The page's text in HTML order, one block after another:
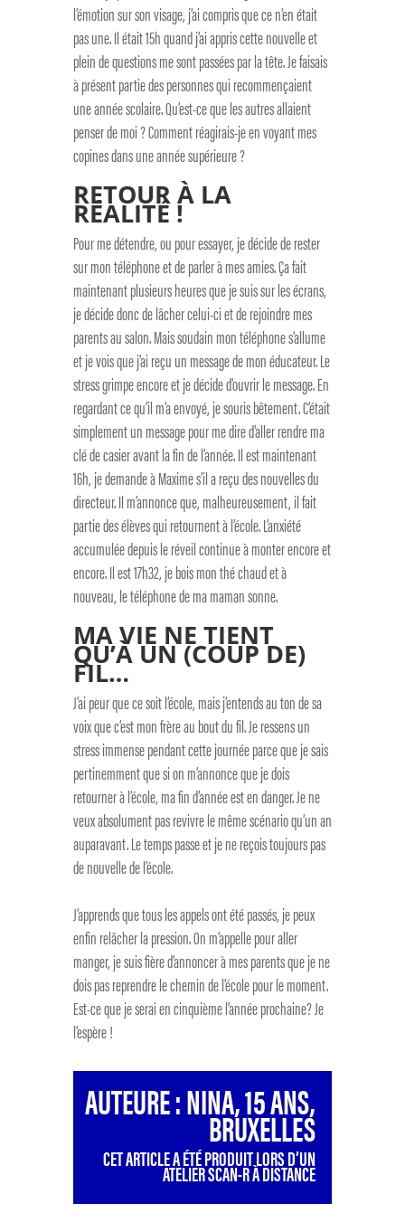
l’émotion sur son visage, j’ai compris que ce n’en était
pas une. Il était 15h quand j’ai appris cette nouvelle et
plein de questions me sont passées par la tête. Je faisais
à présent partie des personnes qui recommençaient
une année scolaire. Qu’est-ce que les autres allaient
penser de moi ? Comment réagirais-je en voyant mes
copines dans une année supérieure ?
RETOUR À LA
RÉALITÉ !
Pour me détendre, ou pour essayer, je décide de rester
sur mon téléphone et de parler à mes amies. Ça fait
maintenant plusieurs heures que je suis sur les écrans,
je décide donc de lâcher celui-ci et de rejoindre mes
parents au salon. Mais soudain mon téléphone s’allume
et je vois que j’ai reçu un message de mon éducateur. Le
stress grimpe encore et je décide d’ouvrir le message. En
regardant ce qu’il m’a envoyé, je souris bêtement. C’était
simplement un message pour me dire d’aller rendre ma
clé de casier avant la fin de l’année. Il est maintenant
16h, je demande à Maxime s’il a reçu des nouvelles du
directeur. Il m’annonce que, malheureusement, il fait
partie des élèves qui retournent à l’école. L’anxiété
accumulée depuis le réveil continue à monter encore et
encore. Il est 17h32, je bois mon thé chaud et à
nouveau, le téléphone de ma maman sonne.
MA VIE NE TIENT
QU’À UN (COUP DE)
FIL…
J’ai peur que ce soit l’école, mais j’entends au ton de sa
voix que c’est mon frère au bout du fil. Je ressens un
stress immense pendant cette journée parce que je sais
pertinemment que si on m’annonce que je dois
retourner à l’école, ma fin d’année est en danger. Je ne
veux absolument pas revivre le même scénario qu’un an
auparavant. Le temps passe et je ne reçois toujours pas
de nouvelle de l’école.
J’apprends que tous les appels ont été passés, je peux
enfin relâcher la pression. On m’appelle pour aller
manger, je suis fière d’annoncer à mes parents que je ne
dois pas reprendre le chemin de l’école pour le moment.
Est-ce que je serai en cinquième l’année prochaine? Je
l’espère !
AUTEURE : NINA, 15 ANS,
BRUXELLES
CET ARTICLE A ÉTÉ PRODUIT LORS D’UN
ATELIER SCAN-R À DISTANCE